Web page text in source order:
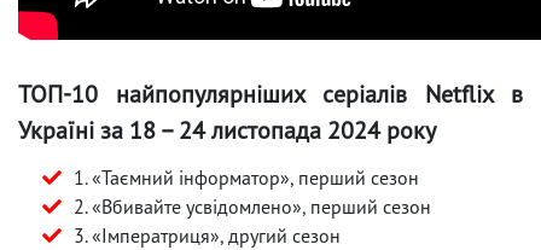
ТОП-10 найпопулярніших серіалів Netflix в
Україні за 18 – 24 листопада 2024 року
1. «Таємний інформатор», перший сезон
2. «Вбивайте усвідомлено», перший сезон
3. «Імператриця», другий сезон